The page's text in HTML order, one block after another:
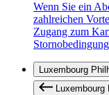
Wenn Sie ein
zahlreichen
Zugang zum
Luxembourg
Luxembourg